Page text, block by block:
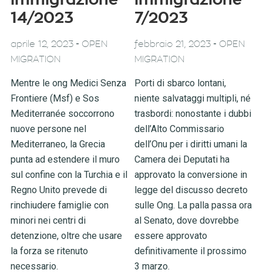
14/2023
aprile 12, 2023- OPEN
MIGRATION
Mentre le ong Medici Senza
Frontiere (Msf) e Sos
Mediterranée soccorrono
nuove persone nel
Mediterraneo, la Grecia
punta ad estendere il muro
sul confine con la Turchia e il
Regno Unito prevede di
rinchiudere famiglie con
minori nei centri di
detenzione, oltre che usare
la forza se ritenuto
necessario.
7/2023
febbraio 21, 2023 - OPEN
MIGRATION
Porti di sbarco lontani,
niente salvataggi multipli, né
trasbordi: nonostante i dubbi
dell’Alto Commissario
dell’Onu per i diritti umani la
Camera dei Deputati ha
approvato la conversione in
legge del discusso decreto
sulle Ong. La palla passa ora
al Senato, dove dovrebbe
essere approvato
definitivamente il prossimo
3 marzo.